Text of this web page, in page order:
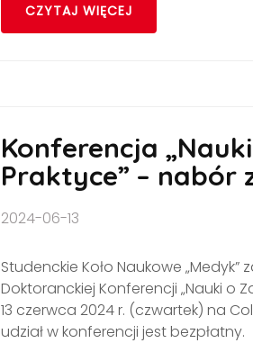
CZYTAJ WIĘCEJ
Konferencja
Praktyce” – nabór
2024-06-13
Studenckie Koło Naukowe
Doktoranckiej Konferencji „Nauki o
13 czerwca 2024 r. (czwartek) na
udział w konferencji jest bezpłatny.